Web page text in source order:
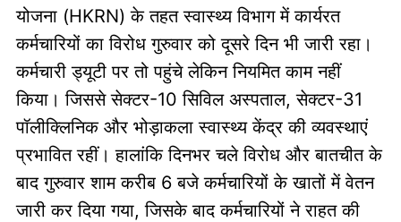
योजना (HKRN) के तहत स्वास्थ्य विभाग में कार्यरत
कर्मचारियों का विरोध गुरुवार को दूसरे दिन भी जारी रहा।
कर्मचारी ड्यूटी पर तो पहुंचे लेकिन नियमित काम नहीं
किया। जिससे सेक्टर-10 सिविल अस्पताल, सेक्टर-31
पॉलीक्लिनिक और भोड़ाकला स्वास्थ्य केंद्र की व्यवस्थाएं
प्रभावित रहीं। हालांकि दिनभर चले विरोध और बातचीत के
बाद गुरुवार शाम करीब 6 बजे कर्मचारियों के खातों में वेतन
जारी कर दिया गया, जिसके बाद कर्मचारियों ने राहत की